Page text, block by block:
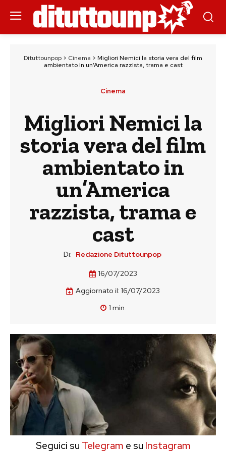
Dituttounpop > Cinema > Migliori Nemici la storia vera del film
ambientato in un’America razzista, trama e cast
Cinema
Migliori Nemici la
storia vera del film
ambientato in
un’America
razzista, trama e
cast
Di: Redazione Dituttounpop
16/07/2023
Aggiornato il: 16/07/2023
1 min.
Seguici su Telegram e su Instagram